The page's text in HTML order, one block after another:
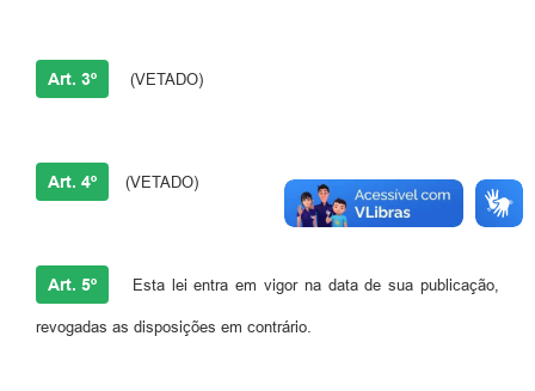
Art. 3º (VETADO)
Art. 4º (VETADO)
Art. 5º Esta lei entra em vigor na data de sua publicação,
revogadas as disposições em contrário.